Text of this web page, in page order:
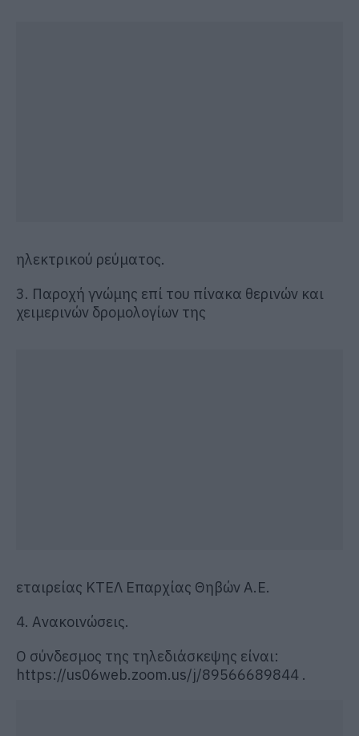
ηλεκτρικού ρεύματος.
3. Παροχή γνώμης επί του πίνακα θερινών και
χειμερινών δρομολογίων της
εταιρείας ΚΤΕΛ Επαρχίας Θηβών Α.Ε.
4. Ανακοινώσεις.
Ο σύνδεσμος της τηλεδιάσκεψης είναι:
https://us06web.zoom.us/j/89566689844 .